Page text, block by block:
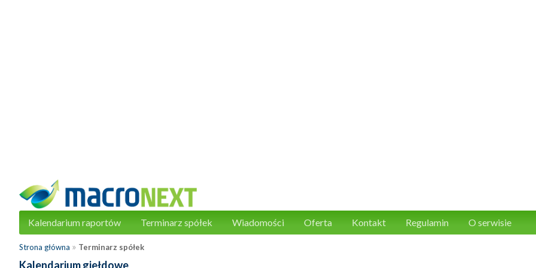
Kalendarium raportów Terminarz spółek Wiadomości Oferta Kontakt Regulamin O serwisie
Strona główna » Terminarz spółek
Kalendarium giełdowe